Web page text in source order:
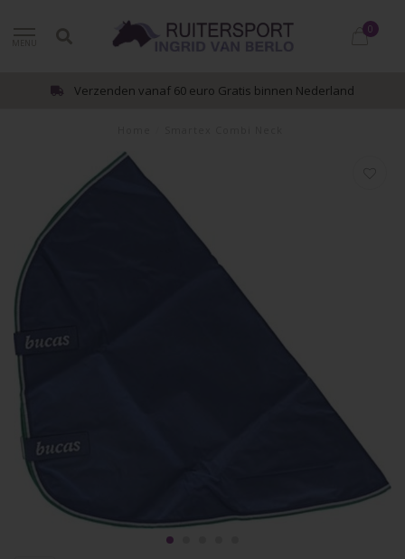
0
Verzenden vanaf 60 euro Gratis binnen Nederland